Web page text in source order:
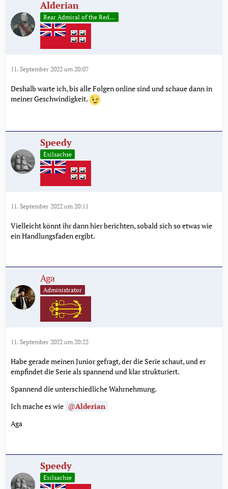
Alderian
Rear Admiral of the Red (2.0)
11. September 2022 um 20:07
Deshalb warte ich, bis alle Folgen online sind und schaue dann in
meiner Geschwindigkeit.
Speedy
Exilsachse
11. September 2022 um 20:11
Vielleicht könnt ihr dann hier berichten, sobald sich so etwas wie
ein Handlungsfaden ergibt.
Aga
Administrator
11. September 2022 um 20:22
Habe gerade meinen Junior gefragt, der die Serie schaut, und er
empfindet die Serie als spannend und klar strukturiert.
Spannend die unterschiedliche Wahrnehmung.
Ich mache es wie
Alderian
Aga
Speedy
Exilsachse